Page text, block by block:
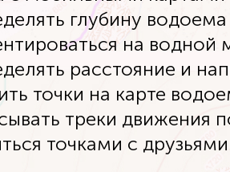
глубину водоема
на водной
расстояние и
точки на карте
треки движения
точками с